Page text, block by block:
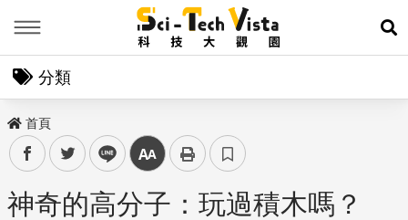
展
分類
首頁
facebooktwitter line 中
神奇的高分子：玩過積木嗎？